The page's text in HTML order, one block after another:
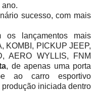
ano.
sucesso, com mais
os lançamentos mais
KOMBI, PICKUP JEEP,
AERO WYLLIS, FNM
, de apenas uma porta
ao carro esportivo
iniciada dentro